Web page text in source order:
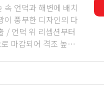
언덕과 해변에 배치
이 풍부한 디자인의 다
/ 언덕 위 리셉션부터
마감되어 격조 높은